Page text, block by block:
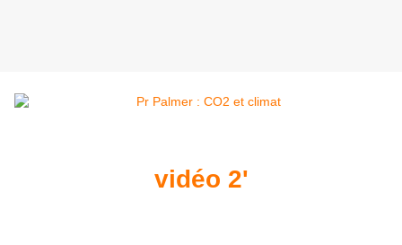
vidéo 2'